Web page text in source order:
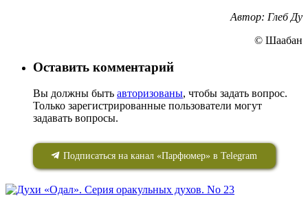
Автор: Глеб Ду
© Шаабан
Оставить комментарий
Вы должны быть авторизованы, чтобы задать вопрос.
Только зарегистрированные пользователи могут
задавать вопросы.
Подписаться на канал «Парфюмер» в Telegram